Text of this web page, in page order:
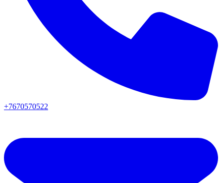
+7670570522